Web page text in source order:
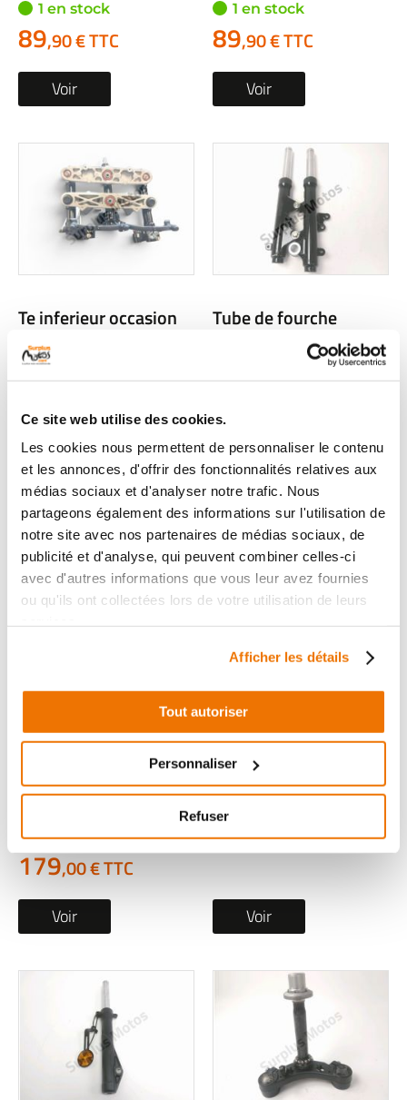
Ce site web utilise des cookies.
Les cookies nous permettent de personnaliser le contenu
et les annonces, d'offrir des fonctionnalités relatives aux
médias sociaux et d'analyser notre trafic. Nous
partageons également des informations sur l'utilisation de
notre site avec nos partenaires de médias sociaux, de
publicité et d'analyse, qui peuvent combiner celles-ci
avec d'autres informations que vous leur avez fournies
ou qu'ils ont collectées lors de votre utilisation de leurs
Afficher les détails
Tout autoriser
Personnaliser
Refuser
1 en stock
89,90 € TTC
Voir
1 en stock
89,90 € TTC
Voir
Te inferieur occasion
YAMAHA MWD 300
TRICITY 2024
319,00 € TTC
Voir
Tube de fourche
gauche occasion
YAMAHA MWD 300
179,00 € TTC
Voir
Tube de fourche droit
occasion YAMAHA
MWD 300 TRICITY
1 en stock
179,00 € TTC
Voir
Tube de fourche
gauche occasion
HONDA PCX 2026
119,00 € TTC
Voir